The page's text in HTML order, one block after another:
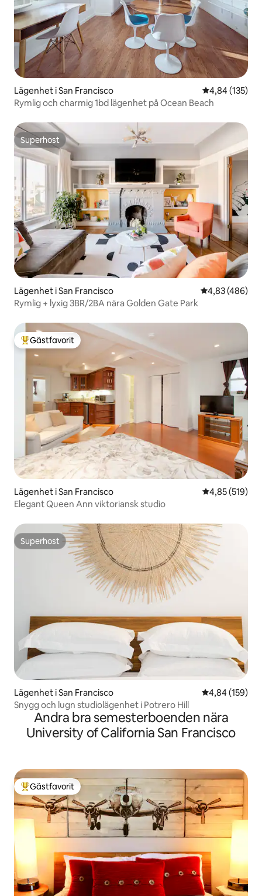
Lägenhet i San Francisco 4,84 av 5 i
4,84 (135)
Rymlig och charmig 1bd lägenhet på Ocean Beach
Superhost
Superhost
Lägenhet i San Francisco 4,83 av 5 i
4,83 (486)
Rymlig + lyxig 3BR/2BA nära Golden Gate Park
Populär gästfavorit
Gästfavorit
Lägenhet i San Francisco 4,85 av 5 i
4,85 (519)
Elegant Queen Ann viktoriansk studio
Superhost
Superhost
Lägenhet i San Francisco 4,84 av 5 i
4,84 (159)
Snygg och lugn studiolägenhet i Potrero Hill
Andra bra semesterboenden nära
University of California San Francisco
Populär gästfavorit
Gästfavorit